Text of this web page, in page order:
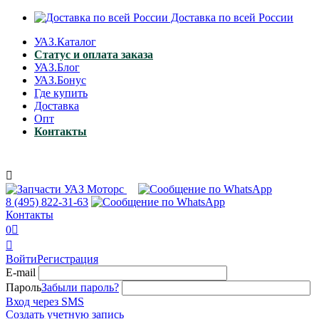
Доставка по всей России
УАЗ.Каталог
Статус и оплата заказа
УАЗ.Блог
УАЗ.Бонус
Где купить
Доставка
Опт
Контакты

8 (495) 822-31-63
Контакты
0

ВойтиРегистрация
E-mail
ПарольЗабыли пароль?
Вход через SMS
Создать учетную запись